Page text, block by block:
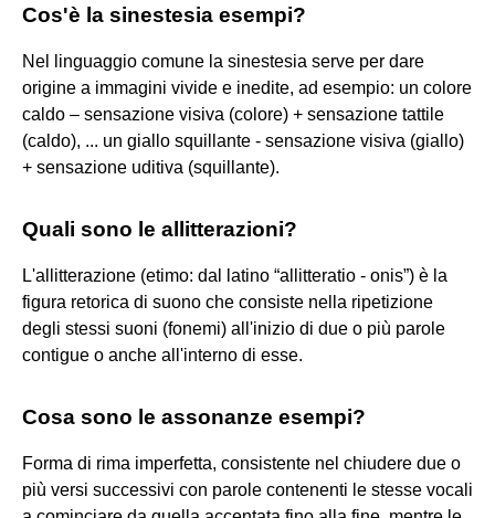
Cos'è la sinestesia esempi?
Nel linguaggio comune la sinestesia serve per dare
origine a immagini vivide e inedite, ad esempio: un colore
caldo – sensazione visiva (colore) + sensazione tattile
(caldo), ... un giallo squillante - sensazione visiva (giallo)
+ sensazione uditiva (squillante).
Quali sono le allitterazioni?
L'allitterazione (etimo: dal latino “allitteratio - onis”) è la
figura retorica di suono che consiste nella ripetizione
degli stessi suoni (fonemi) all'inizio di due o più parole
contigue o anche all'interno di esse.
Cosa sono le assonanze esempi?
Forma di rima imperfetta, consistente nel chiudere due o
più versi successivi con parole contenenti le stesse vocali